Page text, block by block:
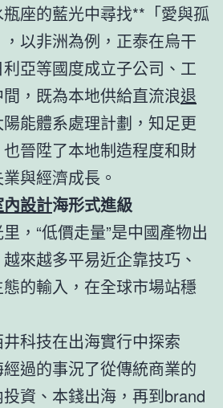
座的藍光中尋找**「愛與孤
以非洲為例，正泰在烏干
亞等國度成立子公司、工
，既為本地供給直流浪退
能體系處理計劃，知足更
晉陞了本地制造程度和財
與經濟成長。
設計海形式進級
，“低價走量”是中國產物出
來越多平易近企靠技巧、
的輸入，在全球市場站穩
科技在出海實行中探索
過的事況了從傳統商業的
資、本錢出海，再到brand